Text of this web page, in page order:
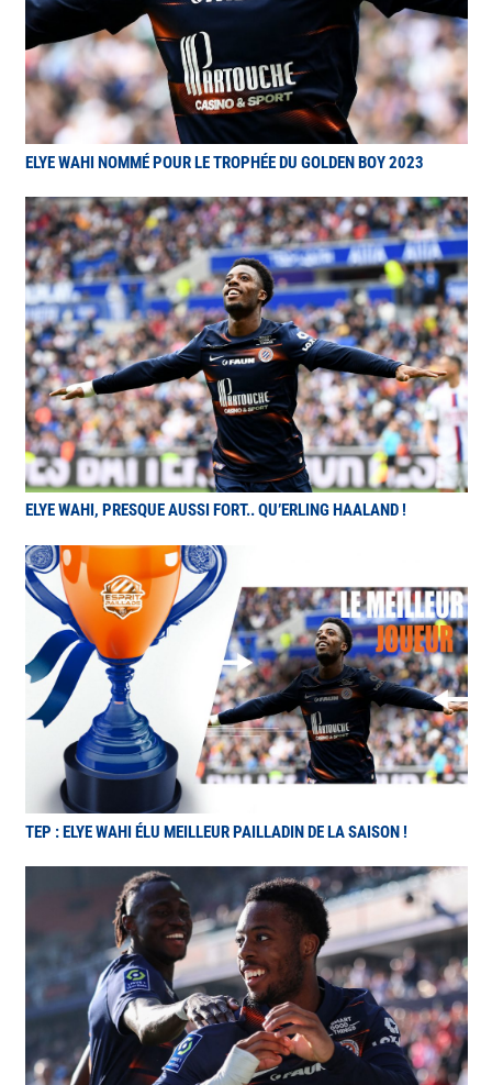
ELYE WAHI NOMMÉ POUR LE TROPHÉE DU GOLDEN BOY 2023
ELYE WAHI, PRESQUE AUSSI FORT.. QU’ERLING HAALAND !
TEP : ELYE WAHI ÉLU MEILLEUR PAILLADIN DE LA SAISON !